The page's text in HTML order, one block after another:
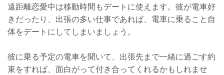
遠距離恋愛中は移動時間もデートに使えます。彼が電車好
きだったり、出張の多い仕事であれば、電車に乗ること自
体をデートにしてしまいましょう。
彼に乗る予定の電車を聞いて、出張先まで一緒に過ごす約
束をすれば、面白がって付き合ってくれるかもしれませ